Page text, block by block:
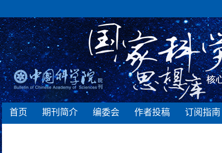
首页 期刊简介 编委会 作者投稿 订阅指南